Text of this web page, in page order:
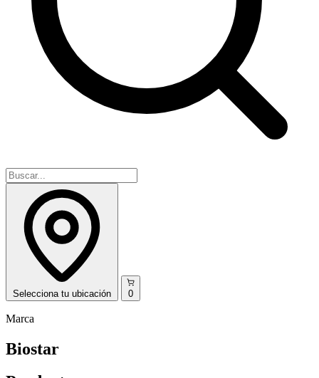
Selecciona tu ubicación 0
Marca
Biostar